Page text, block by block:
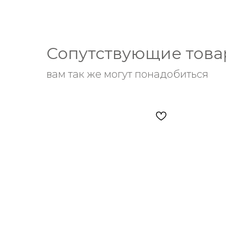
Сопутствующие
вам так же могут понадобиться